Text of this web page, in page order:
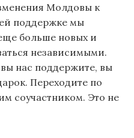
Молдовы к
поддержке мы
больше новых и
независимыми.
нас поддержите, вы
Переходите по
соучастником. Это не